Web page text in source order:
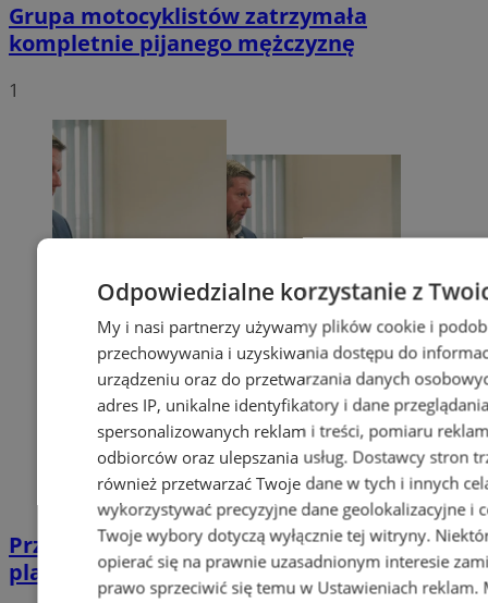
Grupa motocyklistów zatrzymała
kompletnie pijanego mężczyznę
1
Przyszłość Wodzisławia Śląskiego:
planowane inwestycje na 2025 rok
Odpowiedzialne korzystanie z
My i nasi partnerzy używamy plików cookie i
przechowywania i uzyskiwania dostępu do
urządzeniu oraz do przetwarzania danych
adres IP, unikalne identyfikatory i dane
spersonalizowanych reklam i treści, pomiaru
odbiorców oraz ulepszania usług. Dostawcy stron
również przetwarzać Twoje dane w tych i innych
wykorzystywać precyzyjne dane geolokalizacyjne i
Twoje wybory dotyczą wyłącznie tej witryny.
opierać się na prawnie uzasadnionym interesie
prawo sprzeciwić się temu w Ustawieniach reklam.